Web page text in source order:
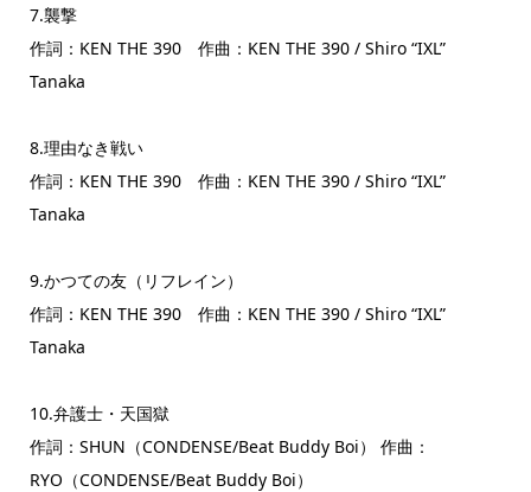
7.襲撃
作詞：KEN THE 390 作曲：KEN THE 390 / Shiro “IXL”
Tanaka
8.理由なき戦い
作詞：KEN THE 390 作曲：KEN THE 390 / Shiro “IXL”
Tanaka
9.かつての友（リフレイン）
作詞：KEN THE 390 作曲：KEN THE 390 / Shiro “IXL”
Tanaka
10.弁護士・天国獄
作詞：SHUN（CONDENSE/Beat Buddy Boi） 作曲：
RYO（CONDENSE/Beat Buddy Boi）